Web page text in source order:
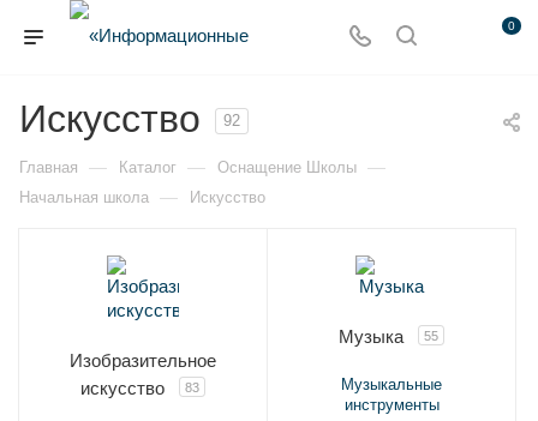
0
Искусство 92
Главная — Каталог — Оснащение Школы —
Начальная школа — Искусство
Изобразительное
искусство
83
Музыка 55
Музыкальные
инструменты